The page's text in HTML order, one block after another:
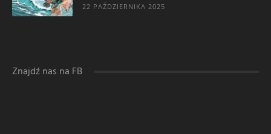
22 PAŹDZIERNIKA 2025
Znajdź nas na FB